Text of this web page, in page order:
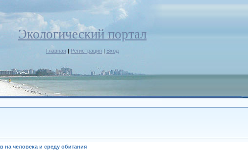
Экологический портал
Главная | Регистрация | Вход
на человека и среду обитания